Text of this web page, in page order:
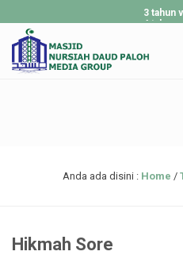
3 tahun
tarawih...
4 tahun
Anda ada disini : Home /
Hikmah Sore